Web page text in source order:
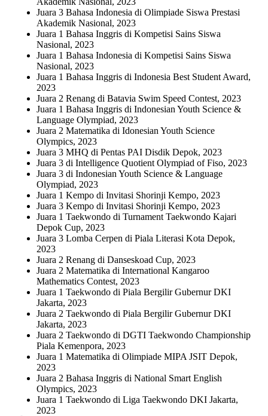
Juara 3 Bahasa Indonesia di Olimpiade Siswa Prestasi
Akademik Nasional, 2023
Juara 1 Bahasa Inggris di Kompetisi Sains Siswa
Nasional, 2023
Juara 1 Bahasa Indonesia di Kompetisi Sains Siswa
Nasional, 2023
Juara 1 Bahasa Inggris di Indonesia Best Student Award,
2023
Juara 2 Renang di Batavia Swim Speed Contest, 2023
Juara 1 Bahasa Inggris di Indonesian Youth Science &
Language Olympiad, 2023
Juara 2 Matematika di Idonesian Youth Science
Olympics, 2023
Juara 3 MHQ di Pentas PAI Disdik Depok, 2023
Juara 3 di Intelligence Quotient Olympiad of Fiso, 2023
Juara 3 di Indonesian Youth Science & Language
Olympiad, 2023
Juara 1 Kempo di Invitasi Shorinji Kempo, 2023
Juara 3 Kempo di Invitasi Shorinji Kempo, 2023
Juara 1 Taekwondo di Turnament Taekwondo Kajari
Depok Cup, 2023
Juara 3 Lomba Cerpen di Piala Literasi Kota Depok,
2023
Juara 2 Renang di Danseskoad Cup, 2023
Juara 2 Matematika di International Kangaroo
Mathematics Contest, 2023
Juara 1 Taekwondo di Piala Bergilir Gubernur DKI
Jakarta, 2023
Juara 2 Taekwondo di Piala Bergilir Gubernur DKI
Jakarta, 2023
Juara 2 Taekwondo di DGTI Taekwondo Championship
Piala Kemenpora, 2023
Juara 1 Matematika di Olimpiade MIPA JSIT Depok,
2023
Juara 2 Bahasa Inggris di National Smart English
Olympics, 2023
Juara 1 Taekwondo di Liga Taekwondo DKI Jakarta,
2023